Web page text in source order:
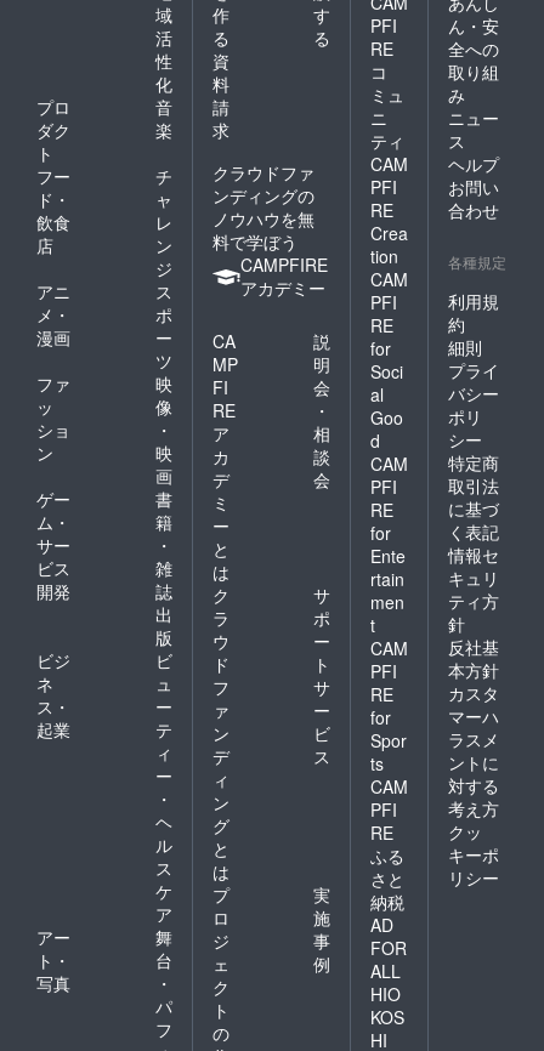
域
活
性
化
プロ
ダク
ト
音
楽
フー
ド・
飲食
店
チ
ャ
レ
ン
ジ
アニ
メ・
漫画
ス
ポ
ー
ツ
ファ
ッ
ショ
ン
映
像
・
映
画
ゲー
ム・
サー
ビス
開発
書
籍
・
雑
誌
出
版
ビジ
ネ
ス・
起業
ビ
ュ
ー
テ
ィ
ー
・
ヘ
ル
ス
ケ
ア
アー
ト・
写真
舞
台
・
パ
フ
作
る
す
る
資
料
請
求
クラウドファ
ンディングの
ノウハウを無
料で学ぼう
CAMPFIRE
アカデミー
CA
MP
FI
RE
ア
カ
デ
ミ
ー
と
は
説
明
会
・
相
談
会
ク
ラ
ウ
ド
フ
ァ
ン
デ
ィ
ン
グ
と
は
サ
ポ
ー
ト
サ
ー
ビ
ス
プ
ロ
ジ
ェ
ク
ト
の
実
施
事
例
PFI
RE
コ
ミュ
ニ
ティ
CAM
PFI
RE
Crea
tion
CAM
PFI
RE
for
Soci
al
Goo
d
CAM
PFI
RE
for
Ente
rtain
men
t
CAM
PFI
RE
for
Spor
ts
CAM
PFI
RE
ふる
さと
納税
AD
FOR
ALL
HIO
KOS
HI
ん・安
全への
取り組
み
ニュー
ス
ヘルプ
お問い
合わせ
各種規定
利用規
約
細則
プライ
バシー
ポリ
シー
特定商
取引法
に基づ
く表記
情報セ
キュリ
ティ方
針
反社基
本方針
カスタ
マーハ
ラスメ
ントに
対する
考え方
クッ
キーポ
リシー